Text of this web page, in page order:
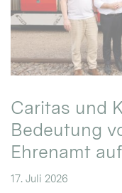
Caritas und
Bedeutung
Ehrenamt
17. Juli 2026